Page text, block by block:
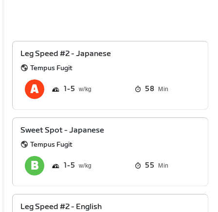
Leg Speed #2 - Japanese
Tempus Fugit
1 5 58 Min
Sweet Spot - Japanese
Tempus Fugit
1 5 55 Min
Leg Speed #2 - English